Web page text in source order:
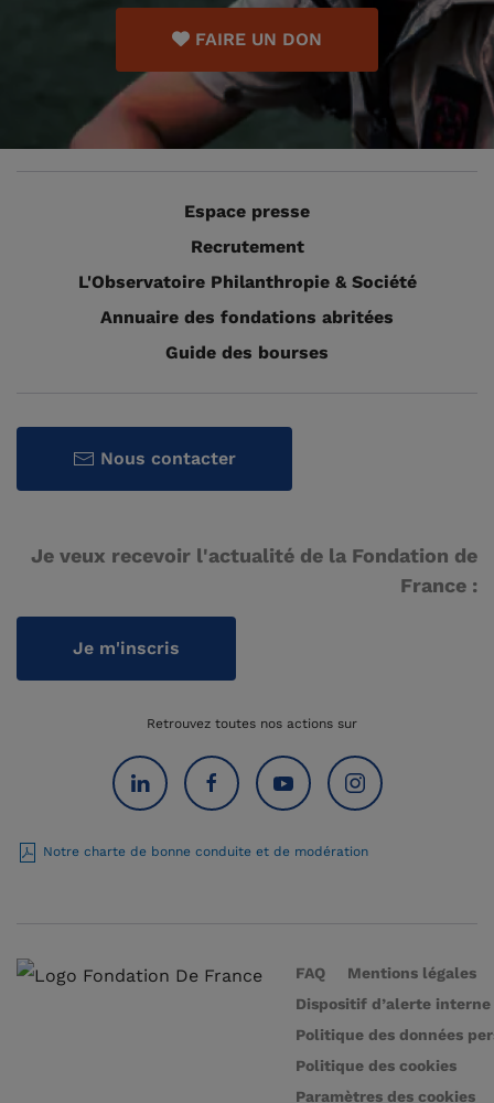
FAIRE UN DON
Espace presse
Recrutement
L'Observatoire Philanthropie & Société
Annuaire des fondations abritées
Guide des bourses
Nous contacter
Je veux recevoir l'actualité de la Fondation de
France :
Je m'inscris
Retrouvez toutes nos actions sur
Notre charte de bonne conduite et de modération
FAQ
Mentions légales
Dispositif d’alerte interne
Politique des données
Politique des cookies
Paramètres des cookies